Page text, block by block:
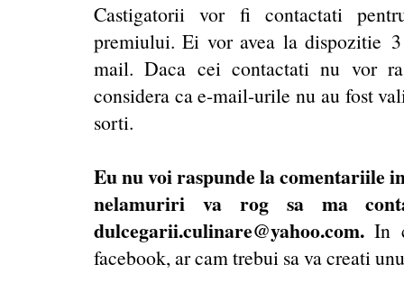
Castigatorii vor fi contactati
premiului. Ei vor avea la dispozitie
mail. Daca cei contactati nu vor
considera ca e-mail-urile nu au fost
sorti.
Eu nu voi raspunde la comentariile
nelamuriri va rog sa ma
dulcegarii.culinare@yahoo.com.In
facebook, ar cam trebui sa va creati